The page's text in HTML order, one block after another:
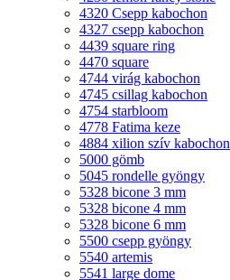
4320 Csepp kabochon
4327 csepp kabochon
4439 square ring
4470 square
4744 virág kabochon
4745 csillag kabochon
4754 starbloom
4778 Fatima keze
4884 xilion szív kabochon
5000 gömb
5045 rondelle gyöngy
5328 bicone 3 mm
5328 bicone 4 mm
5328 bicone 6 mm
5500 csepp gyöngy
5540 artemis
5541 large dome